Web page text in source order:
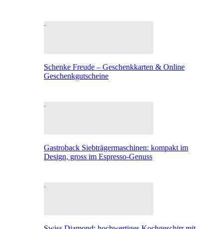
Schenke Freude – Geschenkkarten & Online
Geschenkgutscheine
Gastroback Siebträgermaschinen: kompakt im
Design, gross im Espresso-Genuss